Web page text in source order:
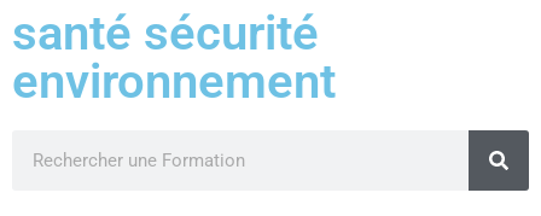
santé sécurité
environnement